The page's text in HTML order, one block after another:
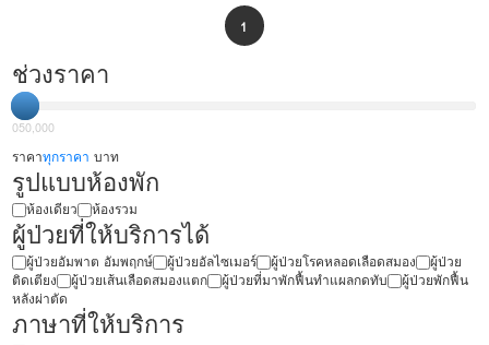
1
ช่วงราคา
050,000
ราคาทุกราคา บาท
รูปแบบห้องพัก
ห้องเดียว ห้องรวม
ผู้ป่วยที่ให้บริการได้
ผู้ป่วยอัมพาต อัมพฤกษ์ ผู้ป่วยอัลไซเมอร์ ผู้ป่วยโรคหลอดเลือดสมอง
ผู้ป่วย
ติดเตียง
ผู้ป่วยเส้นเลือดสมองแตก ผู้ป่วยที่มาพักฟื้นทำแผลกดทับ
ผู้ป่วยพักฟื้น
หลังผ่าตัด
ภาษาที่ให้บริการ